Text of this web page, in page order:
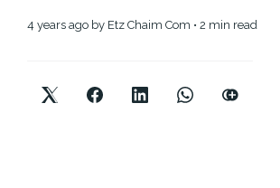
4 years ago by Etz Chaim Com • 2 min read